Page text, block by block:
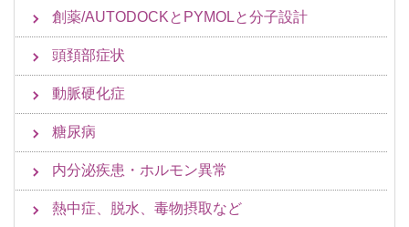
創薬/AUTODOCKとPYMOLと分子設計
頭頚部症状
動脈硬化症
糖尿病
内分泌疾患・ホルモン異常
熱中症、脱水、毒物摂取など